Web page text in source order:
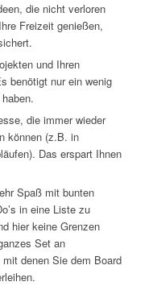
die nicht verloren
Freizeit genießen,
und Ihren
benötigt nur ein wenig
die immer wieder
können (z.B. in
Das erspart Ihnen
Spaß mit bunten
in eine Liste zu
hier keine Grenzen
Set an
denen Sie dem Board